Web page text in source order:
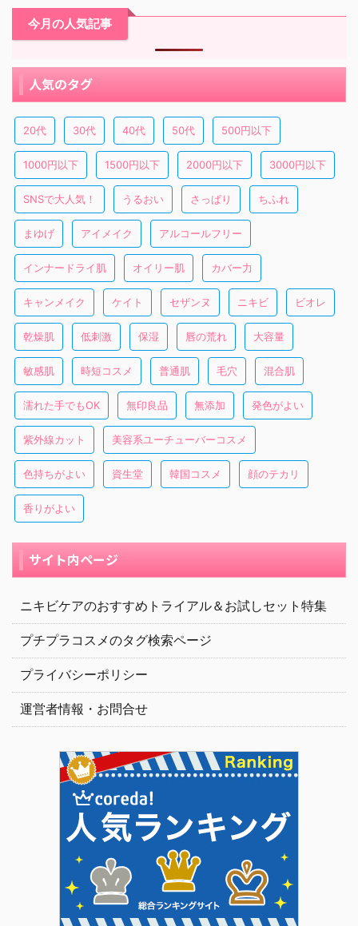
今月の人気記事
人気のタグ
20代 30代 40代 50代 500円以下
1000円以下 1500円以下 2000円以下 3000円以下
SNSで大人気！ うるおい さっぱり ちふれ
まゆげ アイメイク アルコールフリー
インナードライ肌 オイリー肌 カバー力
キャンメイク ケイト セザンヌ ニキビ ビオレ
乾燥肌 低刺激 保湿 唇の荒れ 大容量
敏感肌 時短コスメ 普通肌 毛穴 混合肌
濡れた手でもOK 無印良品 無添加 発色がよい
紫外線カット 美容系ユーチューバーコスメ
色持ちがよい 資生堂 韓国コスメ 顔のテカリ
香りがよい
サイト内ページ
ニキビケアのおすすめトライアル＆お試しセット特集
プチプラコスメのタグ検索ページ
プライバシーポリシー
運営者情報・お問合せ